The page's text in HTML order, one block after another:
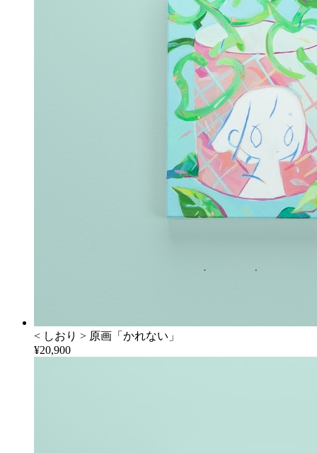
< しおり > 原画「かれない」
¥20,900